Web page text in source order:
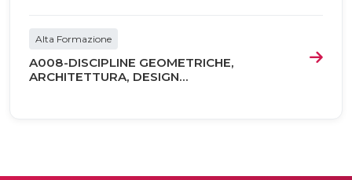
Alta Formazione
A008-DISCIPLINE GEOMETRICHE,
ARCHITETTURA, DESIGN...